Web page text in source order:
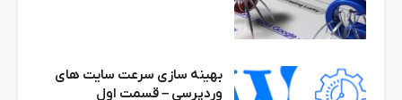
بهینه سازی سرعت سایت های
وردپرسی – قسمت اول